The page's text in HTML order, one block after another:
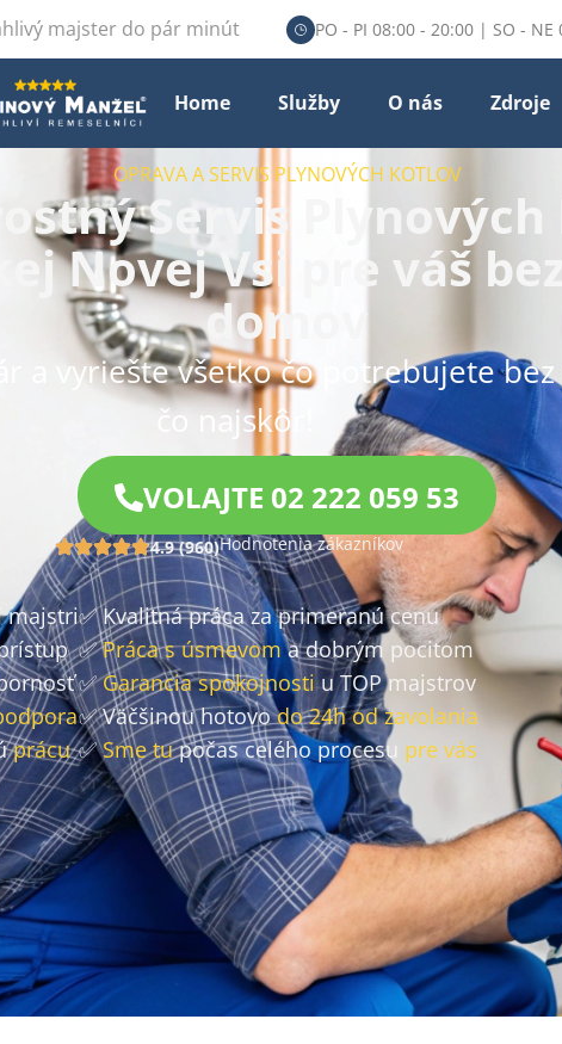
majster do pár minút PO - PI 08:00 - 20:00 | SO - NE
Home Služby O nás Zdroje
OPRAVA A SERVIS PLYNOVÝCH KOTLOV
Servis
Novej Vsi pre váš
domov
a vyriešte všetko čo potrebujete bez
čo najskôr!
VOLAJTE 02 222 059 53
4.9 (960)Hodnotenia zákazníkov
majstri
prácu
✅ Kvalitná práca za primeranú cenu
✅Práca s úsmevoma dobrým pocitom
✅Garancia spokojnostiu TOP majstrov
✅ Väčšinou hotovodo 24h od zavolania
✅Sme tupočas celého procesu pre vás